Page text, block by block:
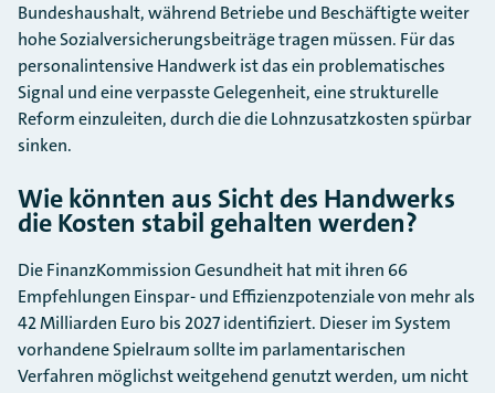
Bundeshaushalt, während Betriebe und Beschäftigte weiter
hohe Sozialversicherungsbeiträge tragen müssen. Für das
personalintensive Handwerk ist das ein problematisches
Signal und eine verpasste Gelegenheit, eine strukturelle
Reform einzuleiten, durch die die Lohnzusatzkosten spürbar
sinken.
Wie könnten aus Sicht des Handwerks
die Kosten stabil gehalten werden?
Die FinanzKommission Gesundheit hat mit ihren 66
Empfehlungen Einspar- und Effizienzpotenziale von mehr als
42 Milliarden Euro bis 2027 identifiziert. Dieser im System
vorhandene Spielraum sollte im parlamentarischen
Verfahren möglichst weitgehend genutzt werden, um nicht